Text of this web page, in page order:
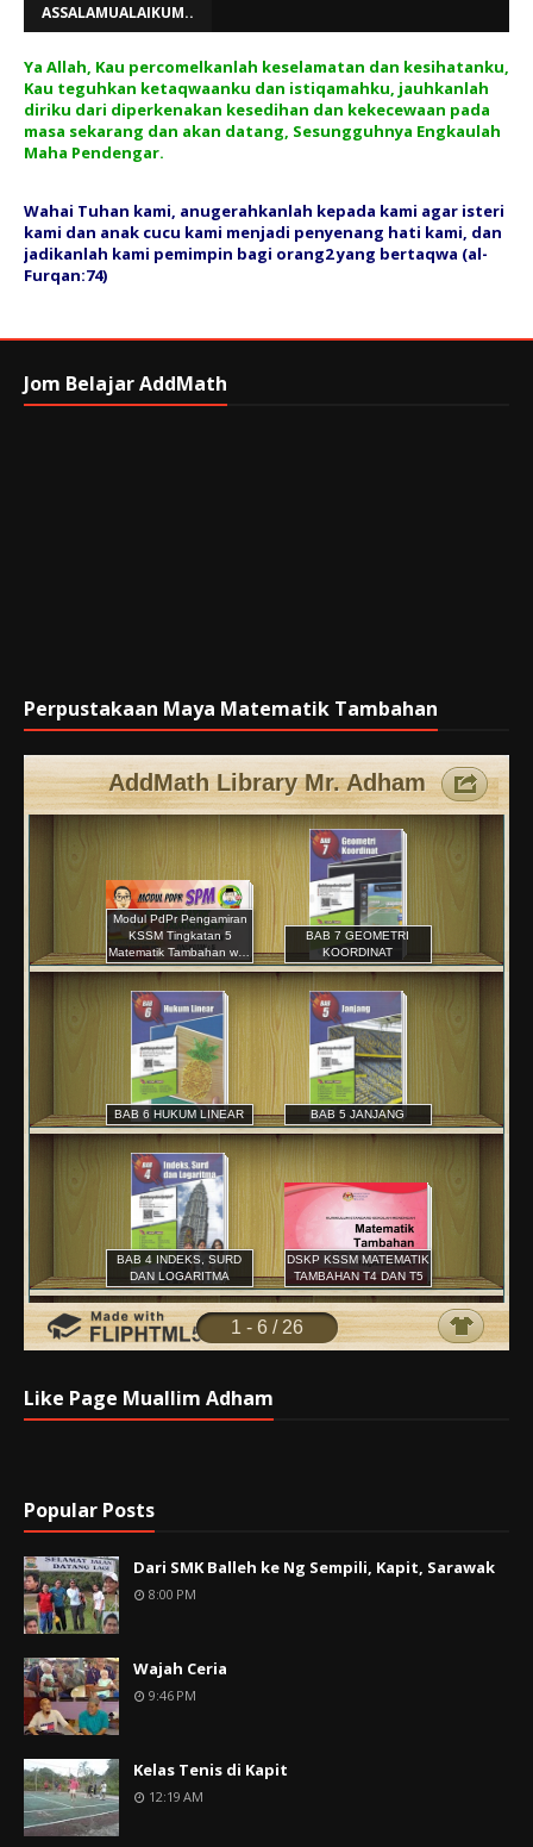
ASSALAMUALAIKUM..
Ya Allah, Kau percomelkanlah keselamatan dan kesihatanku,
Kau teguhkan ketaqwaanku dan istiqamahku, jauhkanlah
diriku dari diperkenakan kesedihan dan kekecewaan pada
masa sekarang dan akan datang, Sesungguhnya Engkaulah
Maha Pendengar.
Wahai Tuhan kami, anugerahkanlah kepada kami agar isteri
kami dan anak cucu kami menjadi penyenang hati kami, dan
jadikanlah kami pemimpin bagi orang2 yang bertaqwa (al-
Furqan:74)
Jom Belajar AddMath
Perpustakaan Maya Matematik Tambahan
Like Page Muallim Adham
Popular Posts
Dari SMK Balleh ke Ng Sempili, Kapit, Sarawak
8:00 PM
Wajah Ceria
9:46 PM
Kelas Tenis di Kapit
12:19 AM